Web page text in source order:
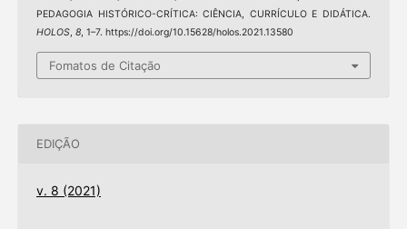
PEDAGOGIA HISTÓRICO-CRÍTICA: CIÊNCIA, CURRÍCULO E DIDÁTICA.
HOLOS, 8, 1–7. https://doi.org/10.15628/holos.2021.13580
Fomatos de Citação
EDIÇÃO
v. 8 (2021)